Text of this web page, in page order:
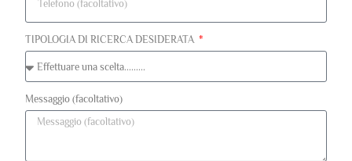
TIPOLOGIA DI RICERCA DESIDERATA
Messaggio (facoltativo)